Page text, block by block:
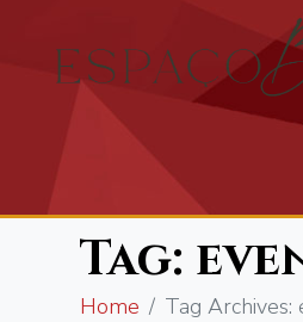
Tag:
Home Tag Archives: